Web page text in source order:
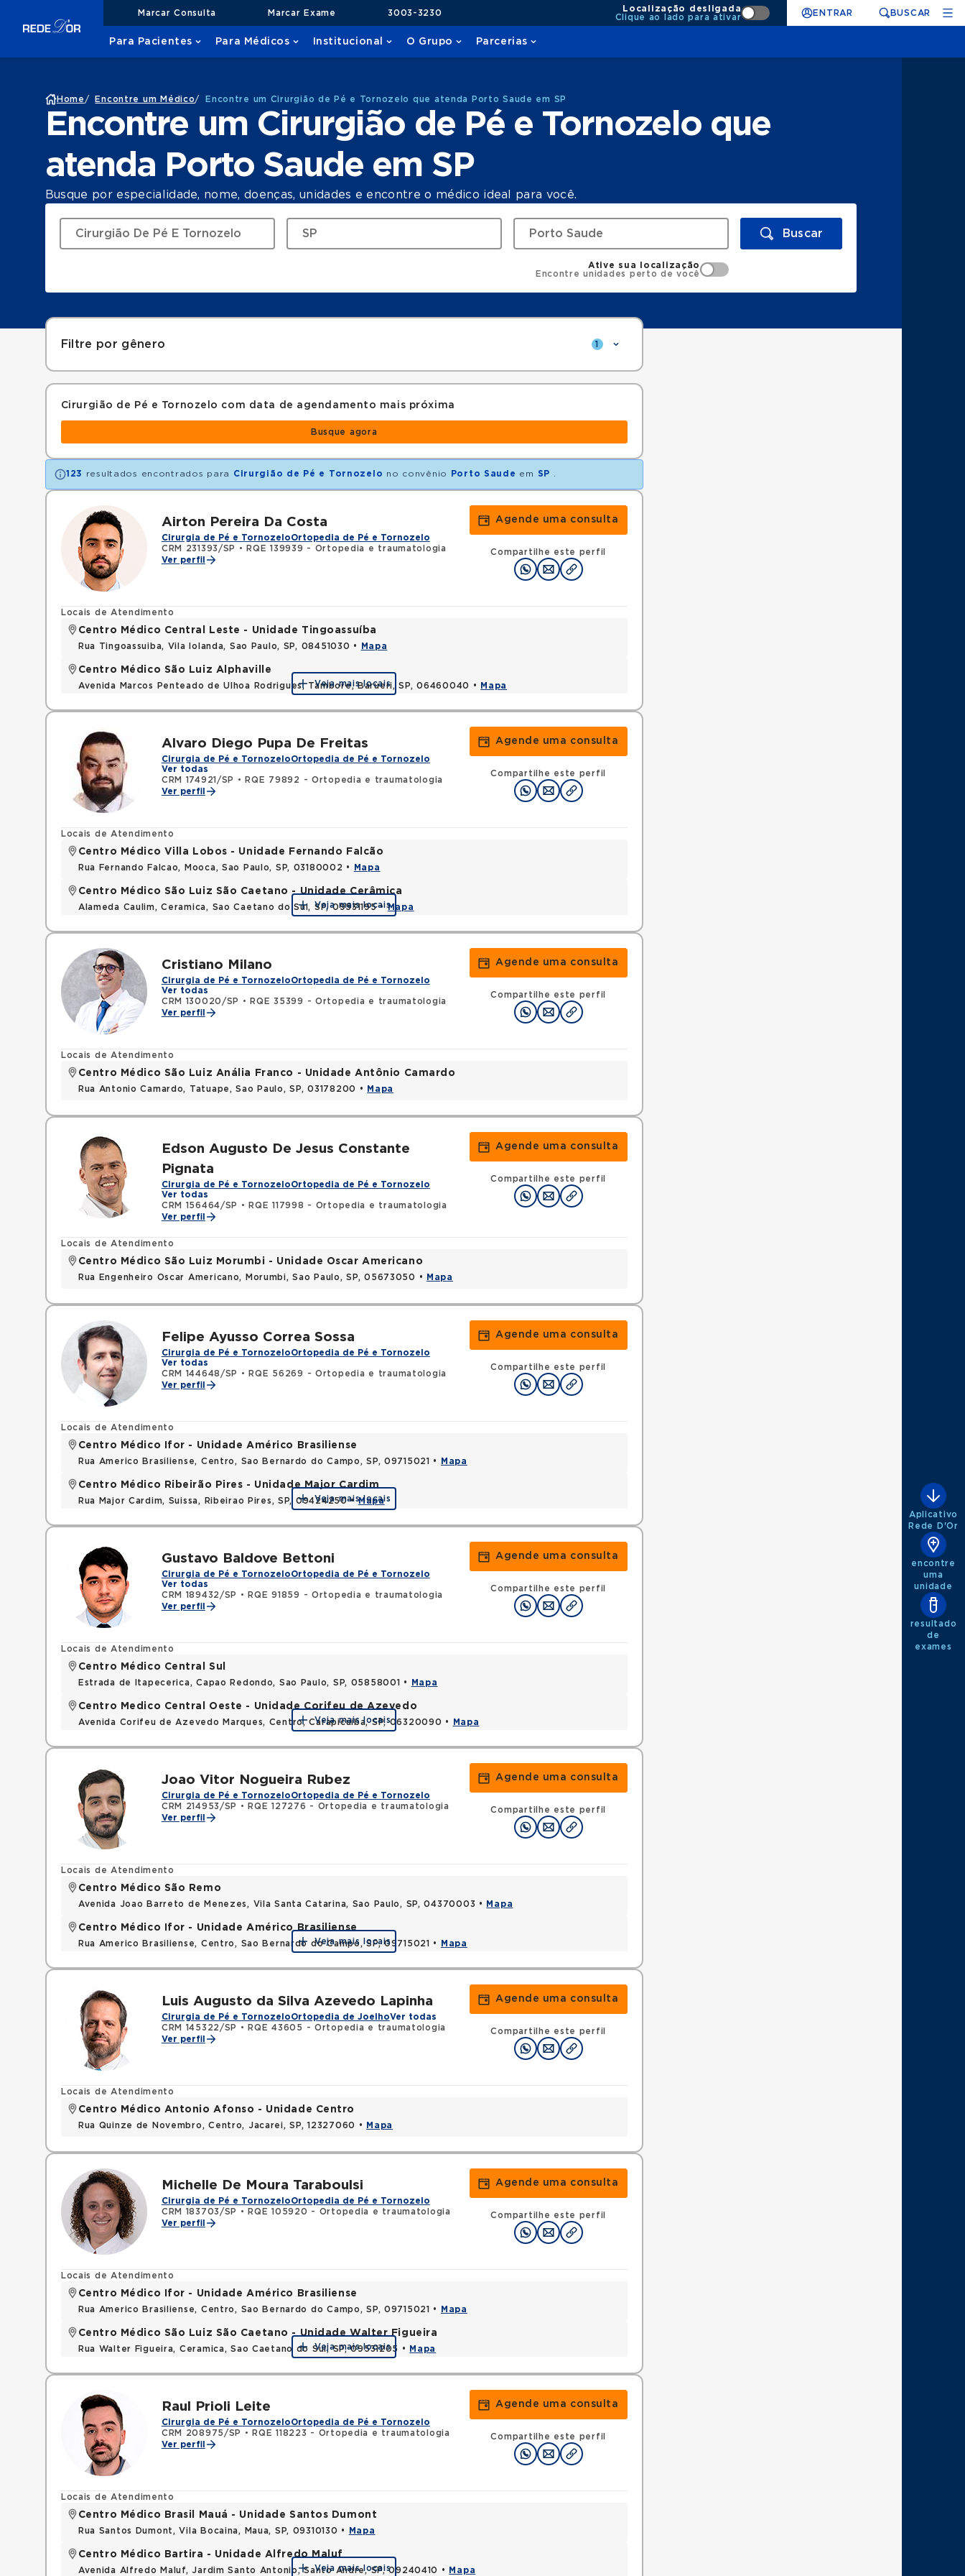
Marcar Consulta Marcar Exame 3003-3230
Localização desligada
Clique ao lado para ativar
ENTRAR BUSCAR
Para Pacientes Para Médicos Institucional O Grupo Parcerias
Home / Encontre um Médico/ Encontre um Cirurgião de Pé e Tornozelo que atenda Porto Saude em SP
Encontre um Cirurgião de Pé e Tornozelo que
atenda Porto Saude em SP
Busque por especialidade, nome, doenças, unidades e encontre o médico ideal para você.
Buscar
Ative sua localização
Encontre unidades perto de você
Filtre por gênero 1
Cirurgião de Pé e Tornozelo com data de agendamento mais próxima
Busque agora
123 resultados encontrados para Cirurgião de Pé e Tornozelo no convênio Porto Saude em SP
Airton Pereira Da Costa
Cirurgia de Pé e TornozeloOrtopedia de Pé e Tornozelo
CRM 231393/SP
•
RQE 139939 - Ortopedia e traumatologia
Ver perfil
Agende uma consulta
Compartilhe este perfil
Locais de Atendimento
Centro Médico Central Leste - Unidade Tingoassuíba
Rua Tingoassuiba, Vila Iolanda, Sao Paulo, SP, 08451030 • Mapa
Centro Médico São Luiz Alphaville
Avenida Marcos Penteado de Ulhoa Rodrigues, Tambore, Barueri, SP, 06460040 • Mapa
Veja mais locais
Alvaro Diego Pupa De Freitas
Cirurgia de Pé e TornozeloOrtopedia de Pé e Tornozelo
Ver todas
CRM 174921/SP
•
RQE 79892 - Ortopedia e traumatologia
Ver perfil
Agende uma consulta
Compartilhe este perfil
Locais de Atendimento
Centro Médico Villa Lobos - Unidade Fernando Falcão
Rua Fernando Falcao, Mooca, Sao Paulo, SP, 03180002 • Mapa
Centro Médico São Luiz São Caetano - Unidade Cerâmica
Alameda Caulim, Ceramica, Sao Caetano do Sul, SP, 09531195 •Mapa
Veja mais locais
Cristiano Milano
Cirurgia de Pé e TornozeloOrtopedia de Pé e Tornozelo
Ver todas
CRM 130020/SP
•
RQE 35399 - Ortopedia e traumatologia
Ver perfil
Agende uma consulta
Compartilhe este perfil
Locais de Atendimento
Centro Médico São Luiz Anália Franco - Unidade Antônio Camardo
Rua Antonio Camardo, Tatuape, Sao Paulo, SP, 03178200 • Mapa
Edson Augusto De Jesus Constante
Pignata
Cirurgia de Pé e TornozeloOrtopedia de Pé e Tornozelo
Ver todas
CRM 156464/SP
•
RQE 117998 - Ortopedia e traumatologia
Ver perfil
Agende uma consulta
Compartilhe este perfil
Locais de Atendimento
Centro Médico São Luiz Morumbi - Unidade Oscar Americano
Rua Engenheiro Oscar Americano, Morumbi, Sao Paulo, SP, 05673050 • Mapa
Felipe Ayusso Correa Sossa
Cirurgia de Pé e TornozeloOrtopedia de Pé e Tornozelo
Ver todas
CRM 144648/SP
•
RQE 56269 - Ortopedia e traumatologia
Ver perfil
Agende uma consulta
Compartilhe este perfil
Locais de Atendimento
Centro Médico Ifor - Unidade Américo Brasiliense
Rua Americo Brasiliense, Centro, Sao Bernardo do Campo, SP, 09715021 • Mapa
Centro Médico Ribeirão Pires - Unidade Major Cardim
Rua Major Cardim, Suissa, Ribeirao Pires, SP, 09424250 •Mapa
Veja mais locais
Gustavo Baldove Bettoni
Cirurgia de Pé e TornozeloOrtopedia de Pé e Tornozelo
Ver todas
CRM 189432/SP
•
RQE 91859 - Ortopedia e traumatologia
Ver perfil
Agende uma consulta
Compartilhe este perfil
Locais de Atendimento
Centro Médico Central Sul
Estrada de Itapecerica, Capao Redondo, Sao Paulo, SP, 05858001 • Mapa
Centro Medico Central Oeste - Unidade Corifeu de Azevedo
Avenida Corifeu de Azevedo Marques, Centro, Carapicuiba, SP, 06320090 • Mapa
Veja mais locais
Joao Vitor Nogueira Rubez
Cirurgia de Pé e TornozeloOrtopedia de Pé e Tornozelo
CRM 214953/SP
•
RQE 127276 - Ortopedia e traumatologia
Ver perfil
Agende uma consulta
Compartilhe este perfil
Locais de Atendimento
Centro Médico São Remo
Avenida Joao Barreto de Menezes, Vila Santa Catarina, Sao Paulo, SP, 04370003 • Mapa
Centro Médico Ifor - Unidade Américo Brasiliense
Rua Americo Brasiliense, Centro, Sao Bernardo do Campo, SP, 09715021 • Mapa
Veja mais locais
Luis Augusto da Silva Azevedo Lapinha
Cirurgia de Pé e TornozeloOrtopedia de JoelhoVer todas
CRM 145322/SP
•
RQE 43605 - Ortopedia e traumatologia
Ver perfil
Agende uma consulta
Compartilhe este perfil
Locais de Atendimento
Centro Médico Antonio Afonso - Unidade Centro
Rua Quinze de Novembro, Centro, Jacarei, SP, 12327060 • Mapa
Michelle De Moura Taraboulsi
Cirurgia de Pé e TornozeloOrtopedia de Pé e Tornozelo
CRM 183703/SP
•
RQE 105920 - Ortopedia e traumatologia
Ver perfil
Agende uma consulta
Compartilhe este perfil
Locais de Atendimento
Centro Médico Ifor - Unidade Américo Brasiliense
Rua Americo Brasiliense, Centro, Sao Bernardo do Campo, SP, 09715021 • Mapa
Centro Médico São Luiz São Caetano - Unidade Walter Figueira
Rua Walter Figueira, Ceramica, Sao Caetano do Sul, SP, 09531205 • Mapa
Veja mais locais
Raul Prioli Leite
Cirurgia de Pé e TornozeloOrtopedia de Pé e Tornozelo
CRM 208975/SP
•
RQE 118223 - Ortopedia e traumatologia
Ver perfil
Agende uma consulta
Compartilhe este perfil
Locais de Atendimento
Centro Médico Brasil Mauá - Unidade Santos Dumont
Rua Santos Dumont, Vila Bocaina, Maua, SP, 09310130 • Mapa
Centro Médico Bartira - Unidade Alfredo Maluf
Avenida Alfredo Maluf, Jardim Santo Antonio, Santo Andre, SP, 09240410 • Mapa
Veja mais locais
Aplicativo
Rede D'Or
encontre
uma
unidade
resultado
de
exames